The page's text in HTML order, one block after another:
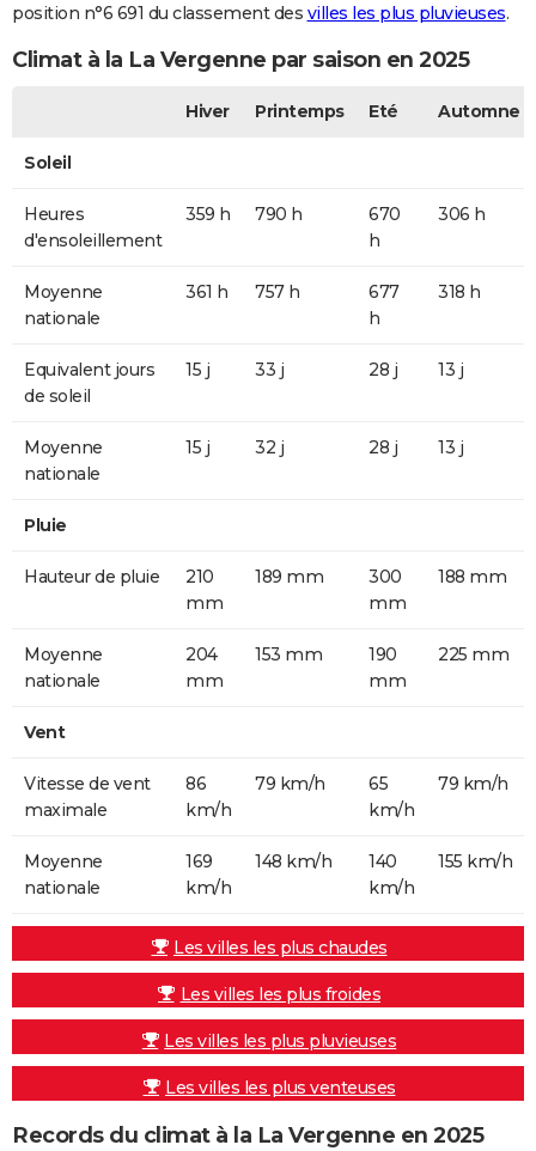
position n°6 691 du classement des villes les plus pluvieuses.
Climat à la La Vergenne par saison en 2025
Hiver Printemps Eté Automne
Soleil
Heures
d'ensoleillement
359 h 790 h
670
h
306 h
Moyenne
nationale
361 h 757 h
677
h
318 h
Equivalent jours
de soleil
15 j 33 j 28 j 13 j
Moyenne
nationale
15 j 32 j 28 j 13 j
Pluie
Hauteur de pluie
210
mm
189 mm
300
mm
188 mm
Moyenne
nationale
204
mm
153 mm
190
mm
225 mm
Vent
Vitesse de vent
maximale
86
km/h
79 km/h
65
km/h
79 km/h
Moyenne
nationale
169
km/h
148 km/h
140
km/h
155 km/h
Les villes les plus chaudes
Les villes les plus froides
Les villes les plus pluvieuses
Les villes les plus venteuses
Records du climat à la La Vergenne en 2025